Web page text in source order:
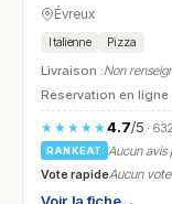
Évreux
Italienne Pizza
Livraison :Non
Réservation en ligne
★★★★★4.7/5·
RANKEAT
Aucun avis
Vote rapideAucun